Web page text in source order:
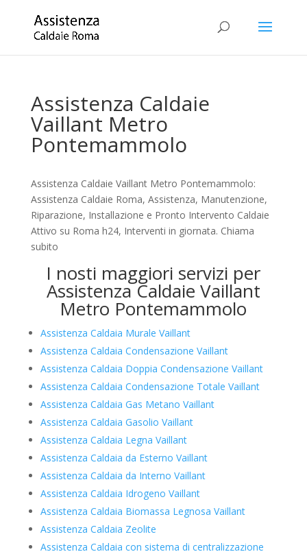
Assistenza Caldaie
Vaillant Metro
Pontemammolo
Assistenza Caldaie Vaillant Metro Pontemammolo:
Assistenza Caldaie Roma, Assistenza, Manutenzione,
Riparazione, Installazione e Pronto Intervento Caldaie
Attivo su Roma h24, Interventi in giornata. Chiama
subito
I nosti maggiori servizi per
Assistenza Caldaie Vaillant
Metro Pontemammolo
Assistenza Caldaia Murale Vaillant
Assistenza Caldaia Condensazione Vaillant
Assistenza Caldaia Doppia Condensazione Vaillant
Assistenza Caldaia Condensazione Totale Vaillant
Assistenza Caldaia Gas Metano Vaillant
Assistenza Caldaia Gasolio Vaillant
Assistenza Caldaia Legna Vaillant
Assistenza Caldaia da Esterno Vaillant
Assistenza Caldaia da Interno Vaillant
Assistenza Caldaia Idrogeno Vaillant
Assistenza Caldaia Biomassa Legnosa Vaillant
Assistenza Caldaia Zeolite
Assistenza Caldaia con sistema di centralizzazione